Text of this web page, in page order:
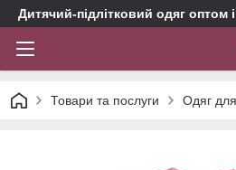
Дитячий-підлітковий одяг оптом
Товари та послуги Одяг для